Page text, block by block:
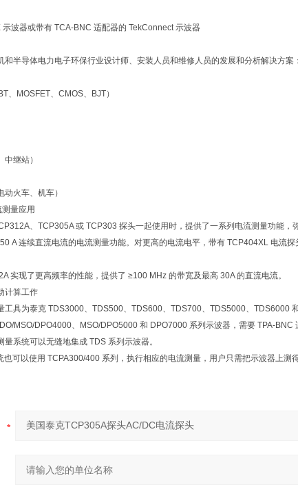
示波器或带有 TCA-BNC 适配器的 TekConnect 示波器
和半导体电力电子环保行业设计师、安装人员和维修人员的发展和分析解决方案
、MOSFET、CMOS、BJT）
中继站）
动火车、机车）
量应用
、TCP305A 或 TCP303 探头一起使用时，提供了一系列电流测量功能
A 连续直流电流的电流测量功能。对更高的电流电平，带有 TCP404XL 电流
实现了更高频率的性能，提供了 ≥100 MHz 的带宽及最高 30A 的直流电流。
计算工作
工具为泰克 TDS3000、TDS500、TDS600、TDS700、TDS5000、TDS6000
MSO/DPO4000、MSO/DPO5000 和 DPO7000 系列示波器，需要 TPA-BNC
系统可以无缝地集成 TDS 系列示波器。
也可以使用 TCPA300/400 系列，执行相应的电流测量，用户只需把示波器上测